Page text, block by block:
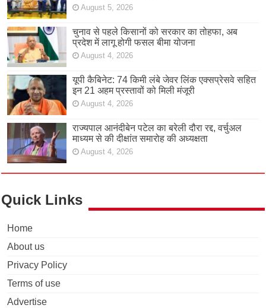
August 5, 2026
चुनाव से पहले किसानों को सरकार का तोहफा, अब
प्रदेश में लागू होगी फसल बीमा योजना
August 4, 2026
यूपी कैबिनेट: 74 किमी लंबे जेवर लिंक एक्सप्रेसवे सहित
इन 21 अहम प्रस्तावों को मिली मंजूरी
August 4, 2026
राज्यपाल आनंदीबेन पटेल का बरेली दौरा रद्द, वर्चुअल
माध्यम से की दीक्षांत समारोह की अध्यक्षता
August 4, 2026
Quick Links
Home
About us
Privacy Policy
Terms of use
Advertise